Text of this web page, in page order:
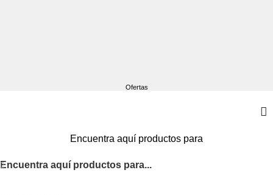
Ofertas
Encuentra aquí productos para
Encuentra aquí productos para...